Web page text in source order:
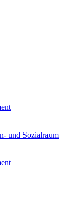
und Sozialraum